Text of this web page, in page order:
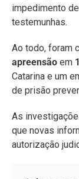
impedimento
testemunhas.
Ao todo, foram
apreensão em
Catarina e um
de prisão
As
que novas
autorização